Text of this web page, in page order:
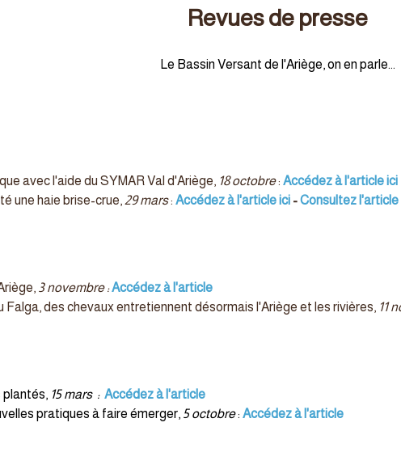
Revues de presse
Le Bassin Versant de l'Ariège, on en parle...
avec l'aide du SYMAR Val d'Ariège, 18 octobre: Accédez à l'article ici
une haie brise-crue, 29 mars: Accédez à l'article ici -Consultez
3 novembre :Accédez à l'article
Falga, des chevaux entretiennent désormais l'Ariège et les rivières, 11
plantés, 15 mars : Accédez à l'article
pratiques à faire émerger, 5 octobre: Accédez à l'article